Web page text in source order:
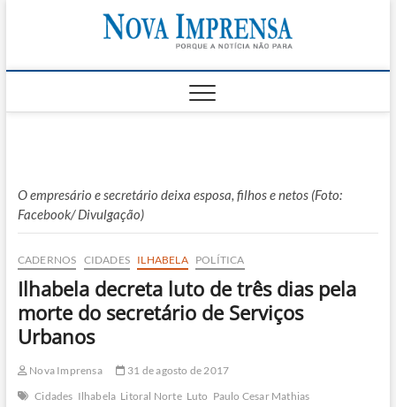
SÃO SEBASTIÃO,
O empresário e secretário deixa esposa, filhos e netos (Foto:
Facebook/ Divulgação)
CADERNOS CIDADES ILHABELA POLÍTICA
Ilhabela decreta luto de três dias pela
morte do secretário de Serviços
Urbanos
Nova Imprensa
31 de agosto de 2017
Cidades Ilhabela Litoral Norte Luto Paulo Cesar Mathias